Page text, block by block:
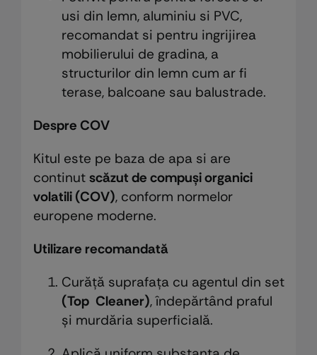
usi din lemn, aluminiu si PVC,
recomandat si pentru ingrijirea
mobilierului de gradina, a
structurilor din lemn cum ar fi
terase, balcoane sau balustrade.
Despre COV
Kitul este pe baza de apa si are
continut scăzut de compuși organici
volatili (COV), conform normelor
europene moderne.
Utilizare recomandată
Curăță suprafața cu agentul din set
(Top Cleaner), îndepărtând praful
și murdăria superficială.